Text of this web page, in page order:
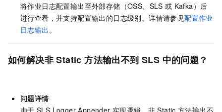
将作业日志配置输出至外部存储（OSS、SLS 或 Kafka）后
进行查看，并支持配置输出的日志级别。详情请参见配置作业
日志输出 。
如何解决非 Static 方法输出不到 SLS 中的问题？
问题详情
由于 SLS Logger Appender 实现逻辑，非 Static 方法输出不